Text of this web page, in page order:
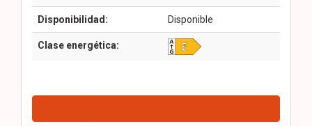
Disponibilidad: Disponible
Clase energética: